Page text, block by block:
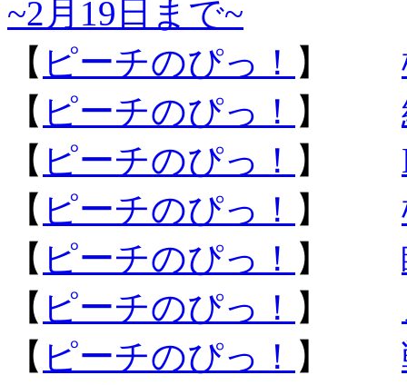
~2月19日まで~
【 ピーチのぴっ！ 】
【 ピーチのぴっ！ 】
【 ピーチのぴっ！ 】
【 ピーチのぴっ！ 】
【 ピーチのぴっ！ 】
【 ピーチのぴっ！ 】
【 ピーチのぴっ！ 】